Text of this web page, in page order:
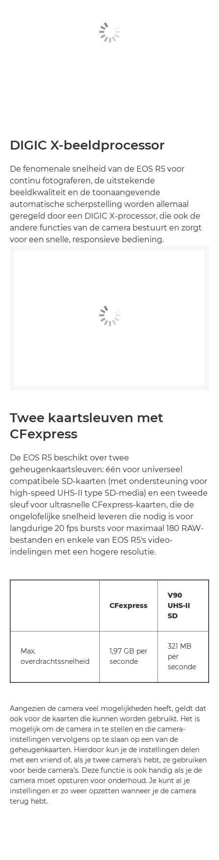
DIGIC X-beeldprocessor
De fenomenale snelheid van de EOS R5 voor
continu fotograferen, de uitstekende
beeldkwaliteit en de toonaangevende
automatische scherpstelling worden allemaal
geregeld door een DIGIC X-processor, die ook de
andere functies van de camera bestuurt en zorgt
voor een snelle, responsieve bediening.
Twee kaartsleuven met
CFexpress
De EOS R5 beschikt over twee
geheugenkaartsleuven: één voor universeel
compatibele SD-kaarten (met ondersteuning voor
high-speed UHS-II type SD-media) en een tweede
sleuf voor ultrasnelle CFexpress-kaarten, die de
ongelofelijke snelheid leveren die nodig is voor
langdurige 20 fps bursts voor maximaal 180 RAW-
bestanden en enkele van EOS R5's video-
indelingen met een hogere resolutie.
CFexpress
V90
UHS-II
SD
Max.
overdrachtssnelheid
1,97 GB per
seconde
321 MB
per
seconde
Aangezien de camera veel mogelijkheden heeft, geldt dat
ook voor de kaarten die kunnen worden gebruikt. Het is
mogelijk om de camera in te stellen en die camera-
instellingen vervolgens op te slaan op een van de
geheugenkaarten. Hierdoor kun je de instellingen delen
met een vriend of, als je twee camera's hebt, ze gebruiken
voor beide camera's. Deze functie is ook handig als je de
camera moet opsturen voor onderhoud. Je kunt al je
instellingen er zo weer opzetten wanneer je de camera
terug hebt.